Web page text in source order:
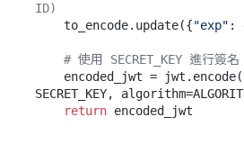
ID)
    to_encode.update({
"exp" :
# 使用 SECRET_KEY 進行簽名
SECRET_KEY,
return